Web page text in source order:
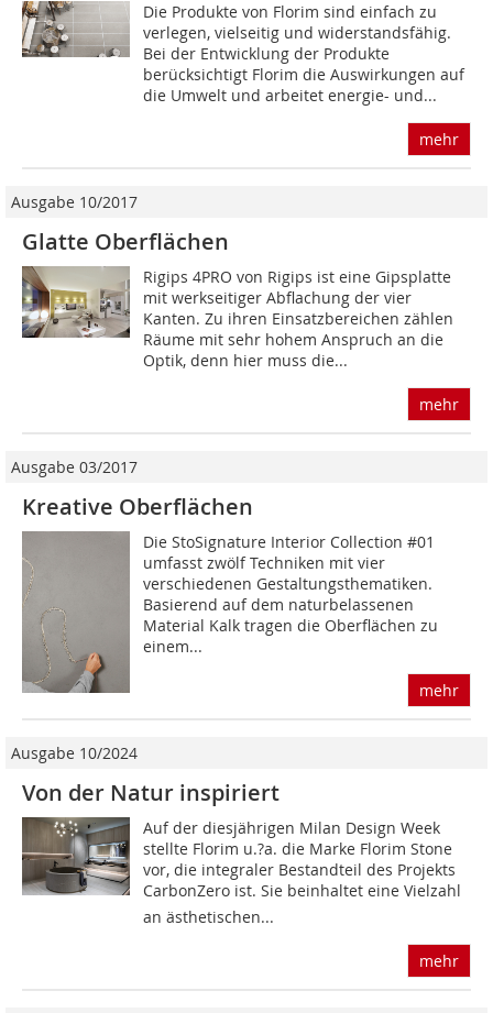
Die Produkte von Florim sind einfach zu
verlegen, vielseitig und widerstandsfähig.
Bei der Entwicklung der Produkte
berücksichtigt Florim die Auswirkungen auf
die Umwelt und arbeitet energie- und...
mehr
Ausgabe 10/2017
Glatte Oberflächen
Rigips 4PRO von Rigips ist eine Gipsplatte
mit werkseitiger Abflachung der vier
Kanten. Zu ihren Einsatzbereichen zählen
Räume mit sehr hohem Anspruch an die
Optik, denn hier muss die...
mehr
Ausgabe 03/2017
Kreative Oberflächen
Die StoSignature Interior Collection #01
umfasst zwölf Techniken mit vier
verschiedenen Gestaltungsthematiken.
Basierend auf dem naturbelassenen
Material Kalk tragen die Oberflächen zu
einem...
mehr
Ausgabe 10/2024
Von der Natur inspiriert
Auf der diesjährigen Milan Design Week
stellte Florim u.?a. die Marke Florim Stone
vor, die integraler Bestandteil des Projekts
CarbonZero ist. Sie beinhaltet eine Vielzahl
an ästhetischen...
mehr